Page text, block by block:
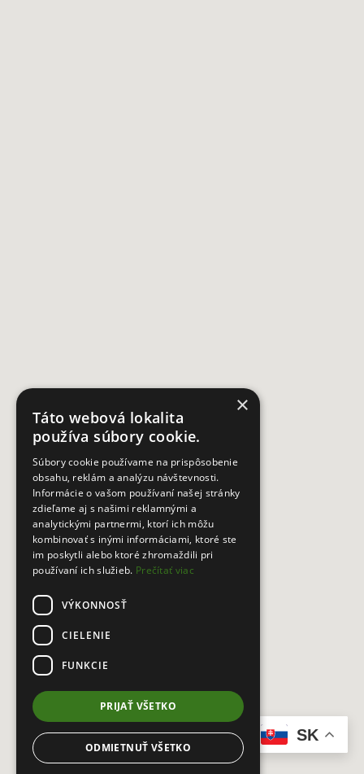
SK
×
Táto webová lokalita
používa súbory cookie.
Súbory cookie používame na prispôsobenie
obsahu, reklám a analýzu návštevnosti.
Informácie o vašom používaní našej stránky
zdieľame aj s našimi reklamnými a
analytickými partnermi, ktorí ich môžu
kombinovať s inými informáciami, ktoré ste
im poskytli alebo ktoré zhromaždili pri
používaní ich služieb. Prečítať viac
VÝKONNOSŤ
CIELENIE
FUNKCIE
PRIJAŤ VŠETKO
ODMIETNUŤ VŠETKO